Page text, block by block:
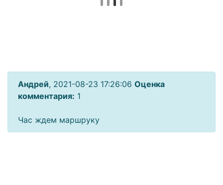
Андрей, 2021-08-23 17:26:06 Оценка
комментария: 1
Час ждем маршруку